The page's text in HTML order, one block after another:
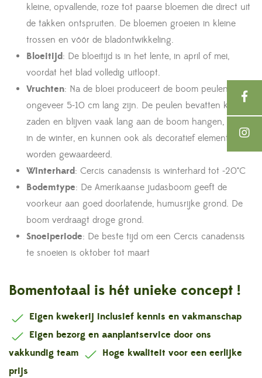
kleine, opvallende, roze tot paarse bloemen die direct uit
de takken ontspruiten. De bloemen groeien in kleine
trossen en vóór de bladontwikkeling.
Bloeitijd: De bloeitijd is in het lente, in april of mei,
voordat het blad volledig uitloopt.
Vruchten: Na de bloei produceert de boom peulen die
ongeveer 5-10 cm lang zijn. De peulen bevatten kleine
zaden en blijven vaak lang aan de boom hangen, zelfs
in de winter, en kunnen ook als decoratief element
worden gewaardeerd.
Winterhard: Cercis canadensis is winterhard tot -20°C
Bodemtype: De Amerikaanse judasboom geeft de
voorkeur aan goed doorlatende, humusrijke grond. De
boom verdraagt droge grond.
Snoeiperiode: De beste tijd om een Cercis canadensis
te snoeien is oktober tot maart
Bomentotaal is hét unieke concept !
Eigen kwekerij inclusief kennis en vakmanschap
Eigen bezorg en aanplantservice door ons
vakkundig team
Hoge kwaliteit voor een eerlijke
prijs